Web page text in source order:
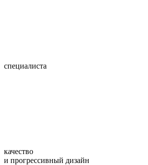
специалиста
качество
и прогрессивный дизайн